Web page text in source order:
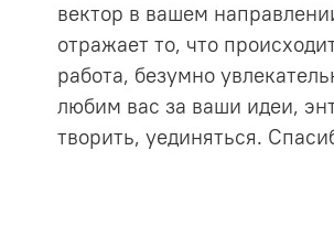
вектор в вашем
отражает то, что
работа, безумно
любим вас за ваши идеи,
творить, уединяться.